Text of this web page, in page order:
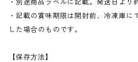
・別途商品ラベルに記載。発送日より
・記載の賞味期限は開封前、冷凍庫に
した場合のものです。
【保存方法】